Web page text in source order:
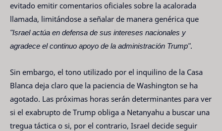
evitado emitir comentarios oficiales sobre la acalorada
llamada, limitándose a señalar de manera genérica que
"Israel actúa en defensa de sus intereses nacionales y
agradece el continuo apoyo de la administración Trump".
Sin embargo, el tono utilizado por el inquilino de la Casa
Blanca deja claro que la paciencia de Washington se ha
agotado. Las próximas horas serán determinantes para ver
si el exabrupto de Trump obliga a Netanyahu a buscar una
tregua táctica o si, por el contrario, Israel decide seguir